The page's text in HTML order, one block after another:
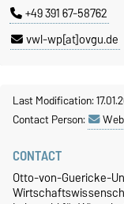
+49 391 67-58762
vwl-wp[at]ovgu.de
Last Modification:
Contact Person:
CONTACT
Otto-von-Guericke-